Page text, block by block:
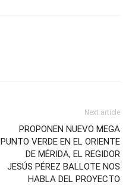
Next article
PROPONEN NUEVO MEGA
PUNTO VERDE EN EL ORIENTE
DE MÉRIDA, EL REGIDOR
JESÚS PÉREZ BALLOTE NOS
HABLA DEL PROYECTO